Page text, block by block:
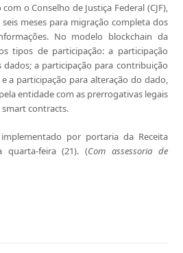
o Conselho de Justiça Federal (CJF),
meses para migração completa dos
No modelo blockchain da
tipos de participação: a participação
a participação para contribuição
a participação para alteração do dado,
entidade com as prerrogativas legais
smart contracts.
por portaria da Receita
quarta-feira (21). (Com assessoria de